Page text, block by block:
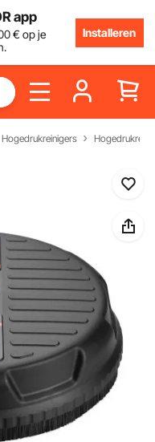
app
€ op je
Installeren
Hogedrukreinigers